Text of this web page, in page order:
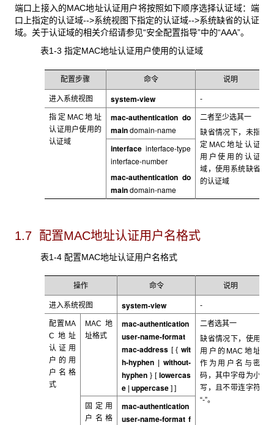
端口上接入的MAC地址认证用户将按照如下顺序选择认证域：端
口上指定的认证域-->系统视图下指定的认证域-->系统缺省的认证
域。关于认证域的相关介绍请参见“安全配置指导”中的“AAA”。
表1-3 指定MAC地址认证用户使用的认证域
配置步骤 命令 说明
进入系统视图 system-view -
指定MAC 地址
认证用户使用的
认证域
mac-authentication do
maindomain-name
二者至少选其一
缺省情况下，未指
定MAC 地址认证
用户使用的认证
域，使用系统缺省
的认证域
interface interface-type
interface-number
mac-authentication do
maindomain-name
1.7 配置MAC地址认证用户名格式
表1-4 配置MAC地址认证用户名格式
操作 命令 说明
进入系统视图 system-view -
配置MA
C 地址
认证用
户的用
户名格
式
MAC 地
址格式
mac-authentication
user-name-format
mac-address [ { wit
h-hyphen | without-
hyphen } [ lowercas
e |uppercase ] ]
二者选其一
缺省情况下，使用
用户的MAC 地址
作为用户名与密
码，其中字母为小
写，且不带连字符
“-”。
固定用
户名格
mac-authentication
user-name-format f